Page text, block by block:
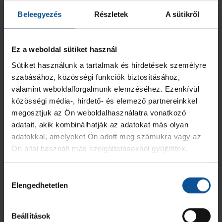
Beleegyezés Részletek A sütikről
Ez a weboldal sütiket használ
Sütiket használunk a tartalmak és hirdetések személyre
szabásához, közösségi funkciók biztosításához,
valamint weboldalforgalmunk elemzéséhez. Ezenkívül
közösségi média-, hirdető- és elemező partnereinkkel
megosztjuk az Ön weboldalhasználatra vonatkozó
adatait, akik kombinálhatják az adatokat más olyan
adatokkal, amelyeket Ön adott meg számukra vagy az
Ön által használt más szolgáltatásokból gyűjtöttek.
kiválasztása
Elengedhetetlen
Beállítások
mérkőzéssel, hiszen kvalifikáltuk magunkat a bajnoki
játékosaimtól, hogy vegyék komolyan a meccset.
védett. A második félidőben próbálkoztunk egy-két olyan
dologgal, amit a jövőben szeretnénk beépíteni a játékunkba.
A meccs utáni sajtótájékoztató: